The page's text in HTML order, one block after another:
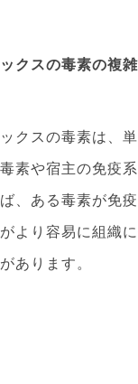
クスの毒素の複
クスの毒素は、
素や宿主の免疫
、ある毒素が免
より容易に組織
あります。